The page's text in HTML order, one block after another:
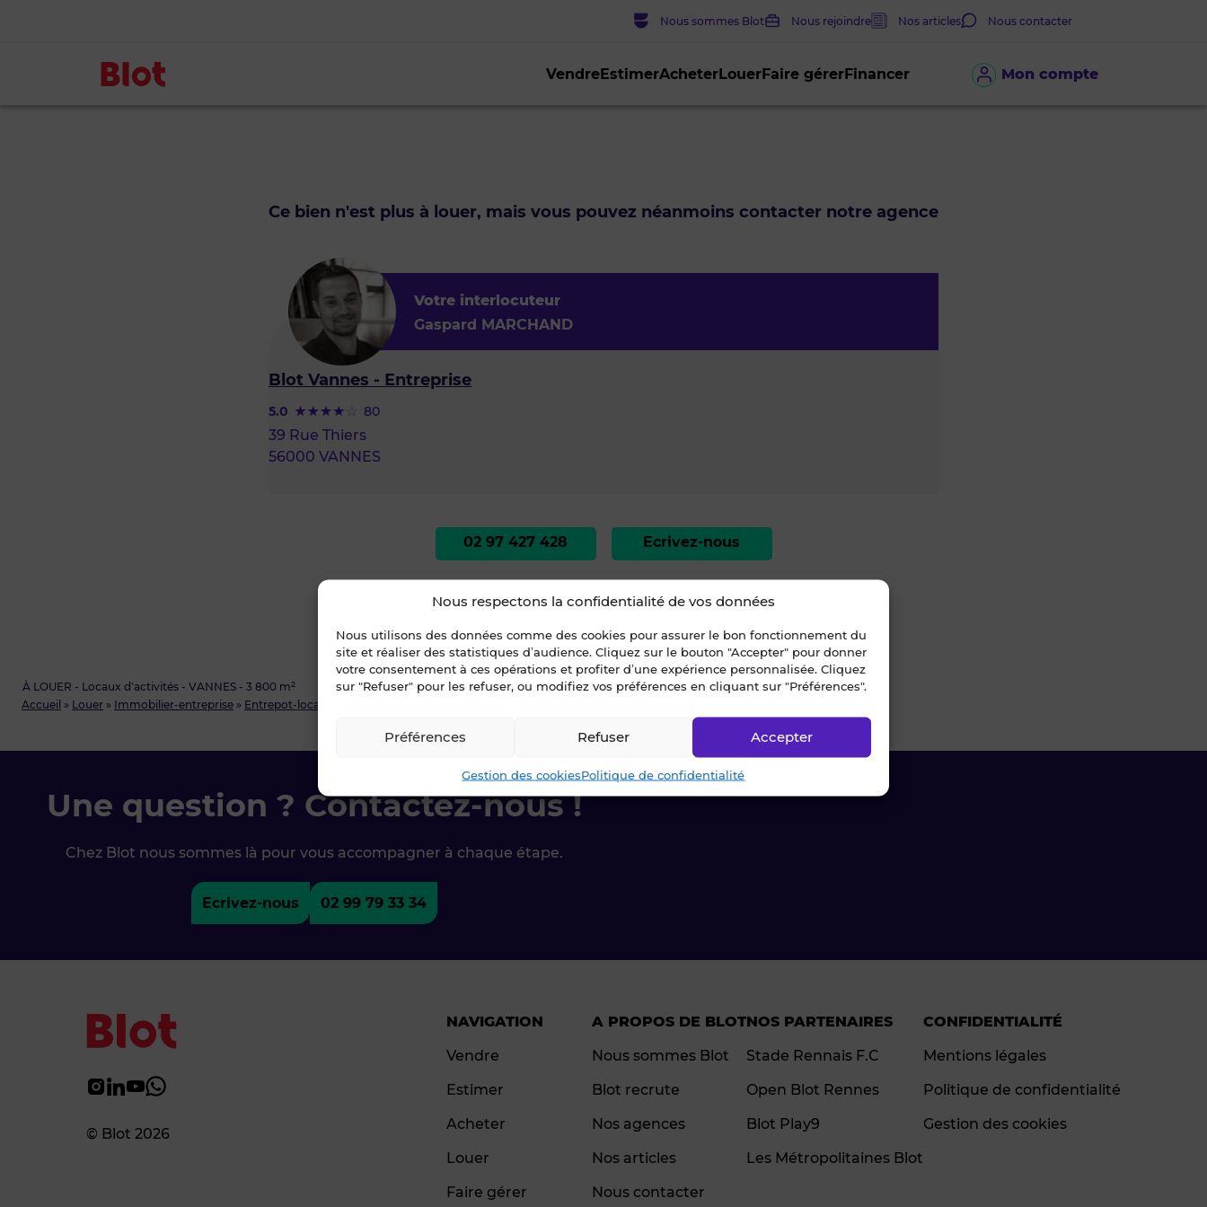
Nous respectons la confidentialité de vos données
Nous utilisons des données comme des cookies pour assurer le bon fonctionnement du
site et réaliser des statistiques d’audience. Cliquez sur le bouton "Accepter" pour donner
votre consentement à ces opérations et profiter d’une expérience personnalisée. Cliquez
sur "Refuser" pour les refuser, ou modifiez vos préférences en cliquant sur "Préférences".
Accepter
Refuser
Préférences
Gestion des cookiesPolitique de confidentialité
Mon compte
VendreEstimerAcheterLouerFaire gérerFinancer
Nous sommes Blot Nous rejoindre Nos articles Nous contacter
Accueil » Louer » Immobilier-entreprise » Entrepot-local-d-activite
À LOUER - Locaux d'activités - VANNES - 3 800 m²
Ce bien n'est plus à louer, mais vous pouvez néanmoins contacter notre agence
Votre interlocuteur
Gaspard MARCHAND
Blot Vannes - Entreprise
5.0 80
39 Rue Thiers
56000 VANNES
02 97 427 428 Ecrivez-nous
Une question ? Contactez-nous !
Chez Blot nous sommes là pour vous accompagner à chaque étape.
Ecrivez-nous 02 99 79 33 34
© Blot 2026
NAVIGATION
Vendre
Estimer
Acheter
Louer
Faire gérer
A PROPOS DE BLOT
Nous sommes Blot
Blot recrute
Nos agences
Nos articles
Nous contacter
NOS PARTENAIRES
Stade Rennais F.C
Open Blot Rennes
Blot Play9
Les Métropolitaines Blot
CONFIDENTIALITÉ
Mentions légales
Politique de confidentialité
Gestion des cookies